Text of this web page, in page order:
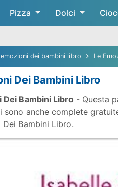
Pizza Dolci
dei bambini libro Le
Dei Bambini Libro
Dei Bambini Libro - Questa
sono anche complete
Dei Bambini Libro.